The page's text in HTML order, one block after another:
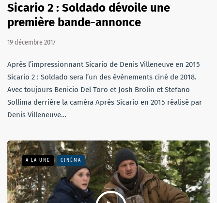
Sicario 2 : Soldado dévoile une
première bande-annonce
19 décembre 2017
Après l’impressionnant Sicario de Denis Villeneuve en 2015
Sicario 2 : Soldado sera l’un des évènements ciné de 2018.
Avec toujours Benicio Del Toro et Josh Brolin et Stefano
Sollima derrière la caméra Après Sicario en 2015 réalisé par
Denis Villeneuve…
A LA UNE CINÉMA